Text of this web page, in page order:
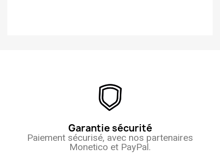
Garantie sécurité
Paiement sécurisé, avec nos partenaires
Monetico et PayPal.